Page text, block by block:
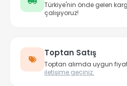
Türkiye'nin önde gelen
çalışıyoruz!
Toptan Satış
Toptan alımda uygun
iletişime geçiniz.